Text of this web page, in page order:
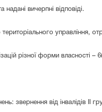
вичерпні відповіді.
управління,
різної форми власності –
звернення від інвалідів ІІ